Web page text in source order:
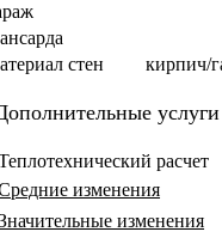
стен
кирпич/
услуги
расчет
изменения
изменения